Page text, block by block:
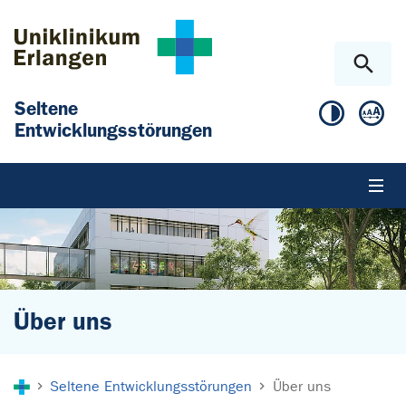
Seltene
Entwicklungsstörungen
Über uns
Seltene Entwicklungsstörungen Über uns